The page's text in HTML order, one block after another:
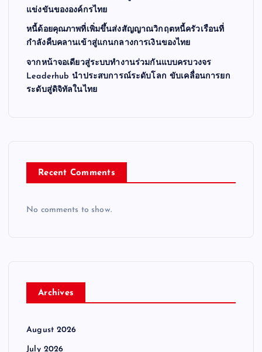
แข่งขันขององค์กรไทย
หนี้ด้อยคุณภาพที่เพิ่มขึ้นส่งสัญญาณวิกฤตหนี้ครัวเรือนที่
กำลังคืบคลานเข้าสู่แกนกลางการเงินของไทย
จากหน้าจอเดียวสู่ระบบทำงานร่วมกันแบบครบวงจร
Leaderhub นำประสบการณ์ระดับโลก ขับเคลื่อนการยก
ระดับสู่ดิจิทัลในไทย
Recent Comments
No comments to show.
Archives
August 2026
July 2026